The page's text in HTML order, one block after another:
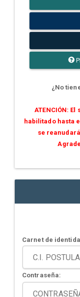
¿No
ATENCIÓN: El
habilitado hasta el
se reanudará
Carnet de
Contraseña: